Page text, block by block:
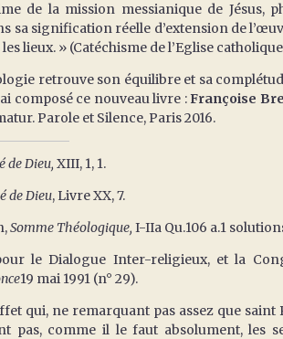
de la mission messianique de Jésus,
sa signification réelle d’extension de
lieux. » (Catéchisme de l’Eglise
retrouve son équilibre et sa
composé ce nouveau livre :Françoise
Parole et Silence, Paris 2016.
de Dieu, XIII, 1, 1.
de Dieu, Livre XX, 7.
Somme Théologique, I-IIa Qu.106 a.1
le Dialogue Inter-religieux, et la
19 mai 1991 (n° 29).
qui, ne remarquant pas assez que saint
pas, comme il le faut absolument, les